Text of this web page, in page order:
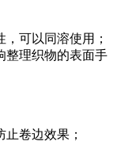
可以同溶使用；
整理织物的表面手
卷边效果；